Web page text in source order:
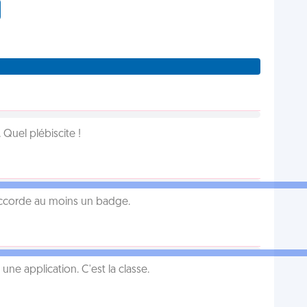
Quel plébiscite !
au moins un badge.
application. C'est la classe.